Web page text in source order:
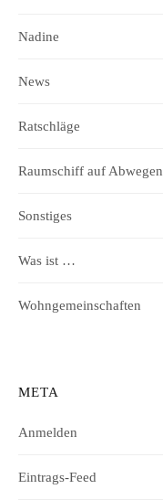
Nadine
News
Ratschläge
Raumschiff auf Abwegen
Sonstiges
Was ist …
Wohngemeinschaften
META
Anmelden
Eintrags-Feed